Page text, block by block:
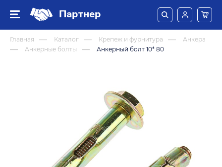
Партнер
Главная Каталог Крепеж и фурнитура
Анкера
Анкерные болты
Анкерный болт 10* 80